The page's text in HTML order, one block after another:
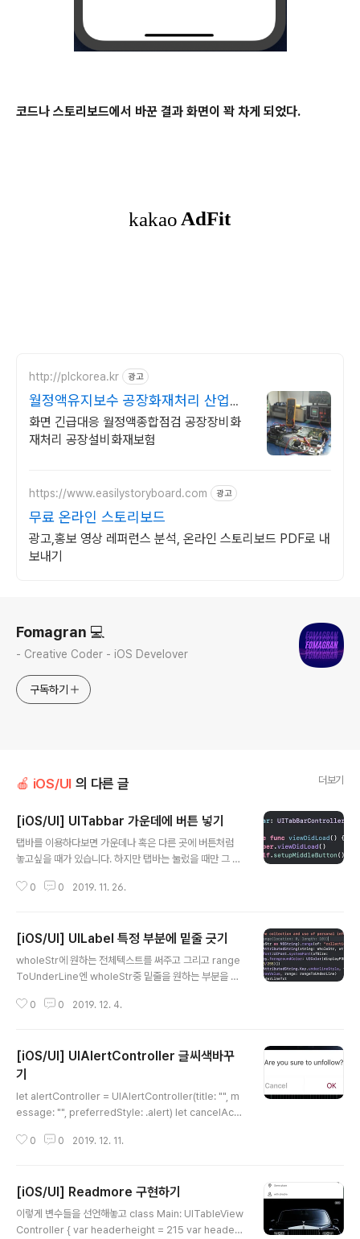
코드나 스토리보드에서 바꾼 결과 화면이 꽉 차게 되었다.
http://plckorea.kr 광고
월정액유지보수 공장화재처리 산업자
동화 장비판매수리보수
화면 긴급대응 월정액종합점검 공장장비화
재처리 공장설비화재보험
https://www.easilystoryboard.com 광고
무료 온라인 스토리보드
광고,홍보 영상 레퍼런스 분석, 온라인 스토리보드 PDF로 내
보내기
Fomagran 💻
- Creative Coder - iOS Develover
구독하기
🍎 iOS/UI 의 다른 글 더보기
[iOS/UI] UITabbar 가운데에 버튼 넣기
탭바를 이용하다보면 가운데나 혹은 다른 곳에 버튼처럼
놓고싶을 때가 있습니다. 하지만 탭바는 눌렀을 때만 그 안
데요 이것을 할 수 있는 방법을 소개해드리겠습니다! 첫번
utton을 하나 만들어줍니다. 그 뒤 배경색을(backgroun
dColor) 정하고 원하는 이미지(setImage)를 넣어줍니
다. 이미지를 어떤 형식으로 채워넣을 것인지도 설정해줍
arget을 설정해주고 셀렉터 안에 menuButtonAction
0 0 2019. 11. 26.
[iOS/UI] UILabel 특정 부분에 밑줄 긋기
wholeStr에 원하는 전체텍스트를 써주고 그리고 range
ToUnderLine엔 wholeStr중 밑줄을 원하는 부분을 적
NSRange(location: 0, length: 10))
0 0 2019. 12. 4.
[iOS/UI] UIAlertController 글씨색바꾸
기
let alertController = UIAlertController(title: "", m
essage: "", preferredStyle: .alert) let cancelActi
{ (action) in // Cancel버튼 눌렀을 때 뭐할거야 } alert
on) in } OKAction.setValue(UIColor(displayP3Re
d: 162/255, green: 32/255, blue: 58/255, alpha:
1), f..
0 0 2019. 12. 11.
[iOS/UI] Readmore 구현하기
이렇게 변수들을 선언해놓고 class Main: UITableView
Controller { var headerheight = 215 var headerh